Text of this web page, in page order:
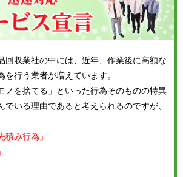
回収業社の中には、近年、作業後に高額な
を行う業者が増えています。
ノを捨てる」といった行為そのものの特異
でいる理由であると考えられるのですが、
積み行為」